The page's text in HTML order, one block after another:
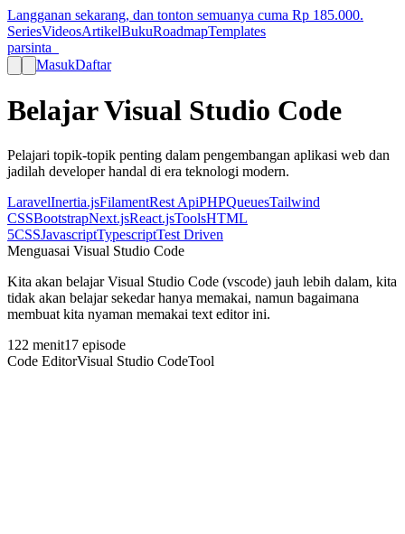
Langganan sekarang, dan tonton semuanya cuma Rp 185.000.
SeriesVideosArtikelBukuRoadmapTemplates
parsinta_
MasukDaftar
Belajar Visual Studio Code
Pelajari topik-topik penting dalam pengembangan aplikasi web dan
jadilah developer handal di era teknologi modern.
LaravelInertia.jsFilamentRest ApiPHPQueuesTailwind
CSSBootstrapNext.jsReact.jsToolsHTML
5CSSJavascriptTypescriptTest Driven
Menguasai Visual Studio Code
Kita akan belajar Visual Studio Code (vscode) jauh lebih dalam, kita
tidak akan belajar sekedar hanya memakai, namun bagaimana
membuat kita nyaman memakai text editor ini.
122 menit17 episode
Code EditorVisual Studio CodeTool